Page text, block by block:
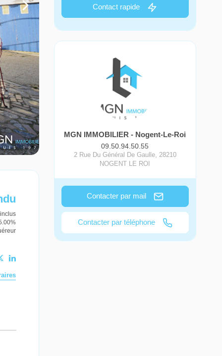
Contact rapide
MGN IMMOBILIER - Nogent-Le-Roi
09.50.94.50.55
2 Rue Du Général De Gaulle, 28210
NOGENT LE ROI
Contacter par mail
Contacter par téléphone